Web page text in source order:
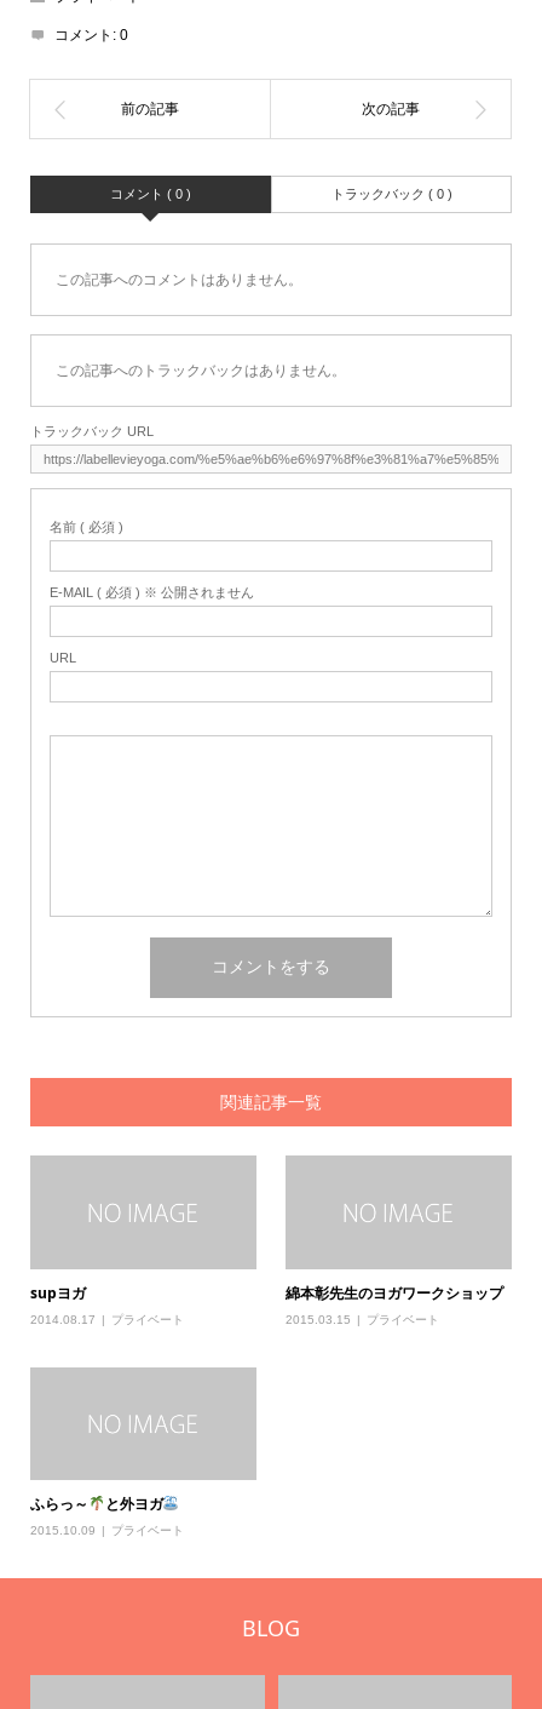
コメント: 0
コメント ( 0 ) トラックバック ( 0 )
この記事へのコメントはありません。
この記事へのトラックバックはありません。
トラックバック URL
名前 ( 必須 )
E-MAIL ( 必須 ) ※ 公開されません
URL
関連記事一覧
supヨガ
2014.08.17 プライベート
綿本彰先生のヨガワークショップ
2015.03.15 プライベート
ふらっ～ と外ヨガ
2015.10.09 プライベート
BLOG